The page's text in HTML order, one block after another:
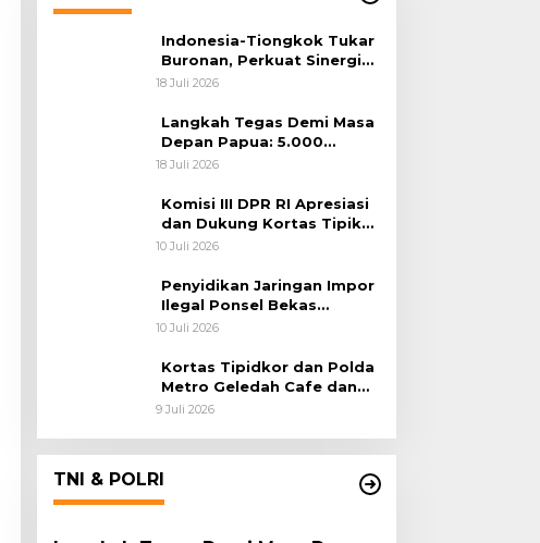
Indonesia-Tiongkok Tukar
Buronan, Perkuat Sinergi
Penegakan Hukum Lintas
18 Juli 2026
Langkah Tegas Demi Masa
Depan Papua: 5.000
Batang Ganja Berhasil
Habema
18 Juli 2026
Komisi III DPR RI Apresiasi
dan Dukung Kortas Tipikor
Polri Usut Dugaan Korupsi
10 Juli 2026
Penyidikan Jaringan Impor
Ilegal Ponsel Bekas
Rampung, Tiga Tersangka
10 Juli 2026
Kortas Tipidkor dan Polda
Metro Geledah Cafe dan
Money Changer
9 Juli 2026
TNI & POLRI